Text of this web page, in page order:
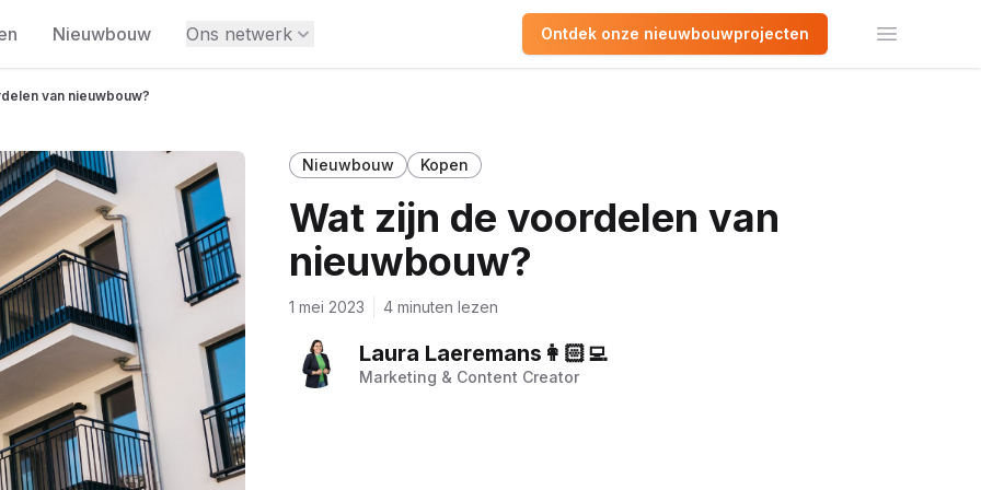
Nieuwbouw Ons netwerk Ontdek onze nieuwbouwprojecten
Open het
van nieuwbouw?
Nieuwbouw Kopen
Wat zijn de voordelen van
nieuwbouw?
1 mei 2023 4 minuten lezen
Laura Laeremans👩🏻‍💻
Marketing & Content Creator